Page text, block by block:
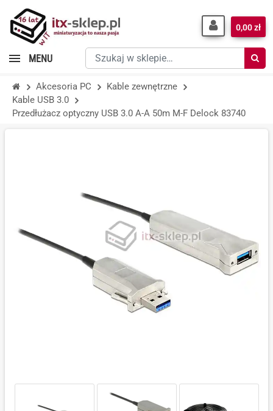
Szukaj
w
sklepie…
0,00 zł
MENU
Akcesoria PC
Kable zewnętrzne
Kable USB 3.0
Przedłużacz optyczny USB 3.0 A-A 50m M-F Delock 83740